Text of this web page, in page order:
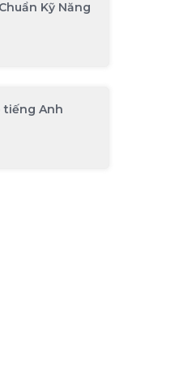
Kỹ Năng
tiếng Anh